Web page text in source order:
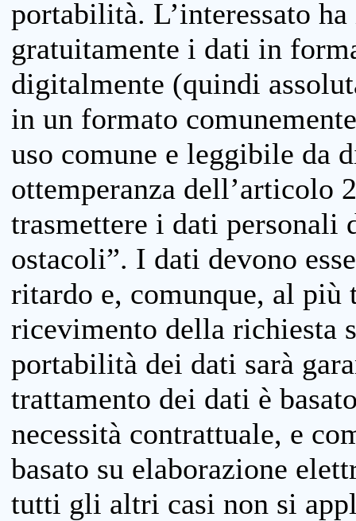
portabilità. L’interessato
gratuitamente i dati in
digitalmente (quindi
in un formato
uso comune e leggibile da
ottemperanza dell’articolo
trasmettere i dati personali
ostacoli”. I dati devono
ritardo e, comunque, al più
ricevimento della richiesta
portabilità dei dati sarà
trattamento dei dati è
necessità contrattuale, e
basato su elaborazione
tutti gli altri casi non si